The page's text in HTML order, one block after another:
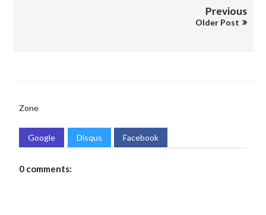
Previous
Older Post
Zone
Google Disqus Facebook
0 comments: